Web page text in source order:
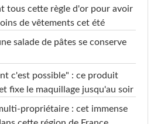
tous cette règle d'or pour avoir
de vêtements cet été
salade de pâtes se conserve
c'est possible" : ce produit
fixe le maquillage jusqu'au soir
propriétaire : cet immense